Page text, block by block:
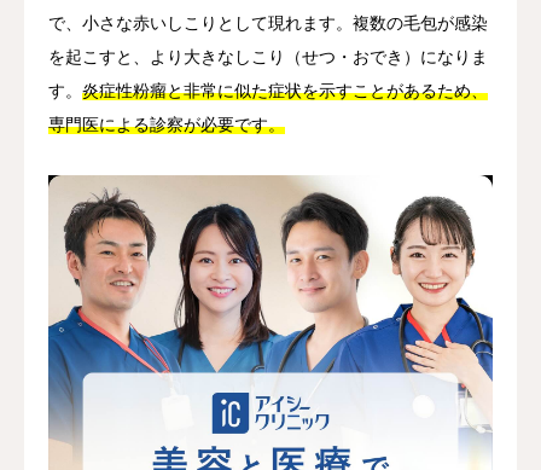
で、小さな赤いしこりとして現れます。複数の毛包が感染
を起こすと、より大きなしこり（せつ・おでき）になりま
す。 炎症性粉瘤と非常に似た症状を示すことがあるため、
専門医による診察が必要です。